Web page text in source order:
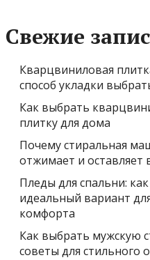
Свежие
Кварцвиниловая
способ укладки
Как выбрать
плитку для дома
Почему стиральная
отжимает и оставляет
Пледы для спальни:
идеальный вариант
комфорта
Как выбрать мужскую
советы для стильного